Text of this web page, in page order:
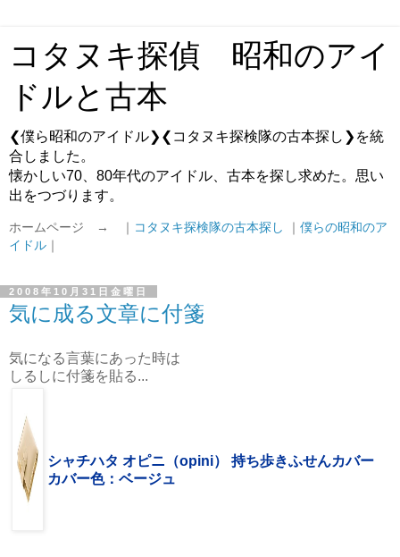
コタヌキ探偵 昭和のアイ
ドルと古本
❮僕ら昭和のアイドル❯❮コタヌキ探検隊の古本探し❯を統
合しました。
懐かしい70、80年代のアイドル、古本を探し求めた。思い
出をつづります。
ホームページ → ｜ コタヌキ探検隊の古本探し ｜ 僕らの昭和のア
イドル ｜
2008年10月31日金曜日
気に成る文章に付箋
気になる言葉にあった時は
しるしに付箋を貼る...
シャチハタ オピニ（opini） 持ち歩きふせんカバー
カバー色：ベージュ